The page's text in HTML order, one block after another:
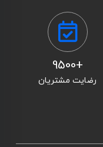
+9500
رضایت مشتریان